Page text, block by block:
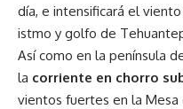
día, e intensificará el
istmo y golfo de
Así como en la península
la corriente en chorro
vientos fuertes en la